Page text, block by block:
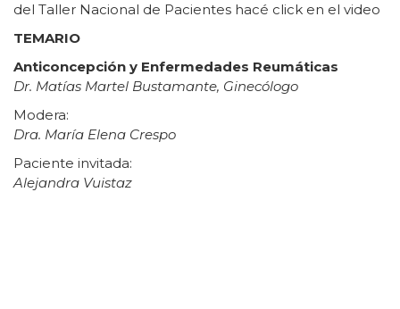
del Taller Nacional de Pacientes hacé click en el video
TEMARIO
Anticoncepción y Enfermedades Reumáticas
Dr. Matías Martel Bustamante, Ginecólogo
Modera:
Dra. María Elena Crespo
Paciente invitada:
Alejandra Vuistaz